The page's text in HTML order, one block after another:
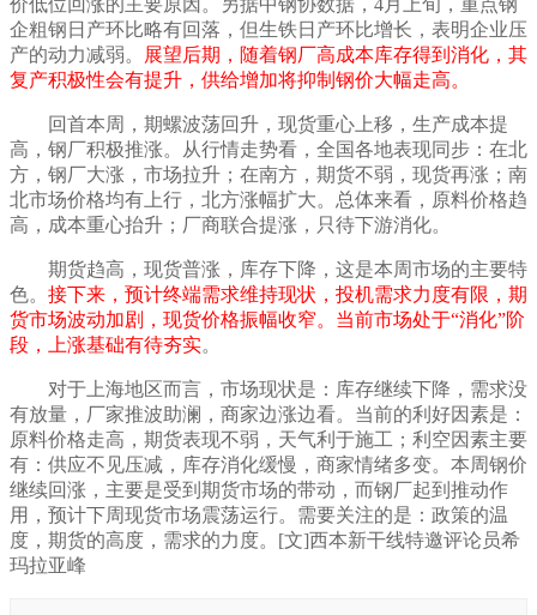
价低位回涨的主要原因。另据中钢协数据，4月上旬，重点钢
企粗钢日产环比略有回落，但生铁日产环比增长，表明企业压
产的动力减弱。
展望后期，随着钢厂高成本库存得到消化，其
复产积极性会有提升，供给增加将抑制钢价大幅走高。
回首本周，期螺波荡回升 ，现货重心上移 ， 生产成本提
高 ， 钢厂积极推涨。从行情走势看，全国各地表现同步 ：在北
方， 钢厂大涨，市场拉升 ；在南方， 期货不弱，现货再涨 ；南
北市场价格均有上行，北方涨幅扩大。总体来看，原料价格趋
高 ， 成本重心抬升 ； 厂商联合提涨，只待下游消化。
期货趋高，现货普涨，库存下降，这是本周市场的主要特
色。 接下来，预计终端需求维持现状，投机需求力度有限，期
货市场波动加剧，现货价格振幅收窄。当前市场处于“消化”阶
段，上涨基础有待夯实。
对于上海地区而言，市场现状是：库存继续下降 ，需求没
有放量 ， 厂家推波助澜，商家边涨边看。当前的利好因素是：
原料价格走高，期货表现不弱，天气利于施工 ；利空因素主要
有： 供应不见压减，库存消化缓慢，商家情绪多变。本周钢价
继续回涨 ， 主要是受到期货市场的带动，而钢厂起到推动作
用， 预计下周现货市场震荡运行。需要关注的是： 政策的温
度，期货的高度 ， 需求的力度。 [文]西本新干线特邀评论员希
玛拉亚峰